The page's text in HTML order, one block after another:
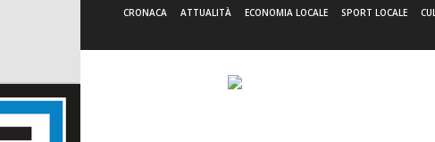
CRONACA ATTUALITÀ ECONOMIA LOCALE SPORT LOCALE